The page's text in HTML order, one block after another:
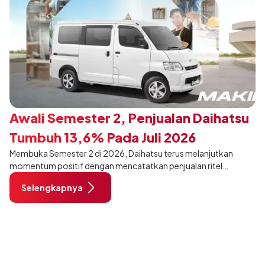
Awali Semester 2, Penjualan Daihatsu
Tumbuh 13,6% Pada Juli 2026
Membuka Semester 2 di 2026, Daihatsu terus melanjutkan
momentum positif dengan mencatatkan penjualan ritel
sebanyak 12.750 unit pada Juli 2026. Capaian tersebut tumbuh
13,6% dibandingkan periode yang sama tahun lalu sebanyak
11.220 unit, dan tetap stabil dibandingkan bulan Juni 2026 lalu.
Selengkapnya